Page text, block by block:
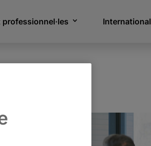
International